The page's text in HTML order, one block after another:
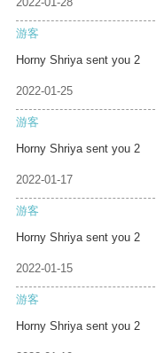
游客
Horny Shriya sent you 2
2022-01-25
游客
Horny Shriya sent you 2
2022-01-17
游客
Horny Shriya sent you 2
2022-01-15
游客
Horny Shriya sent you 2